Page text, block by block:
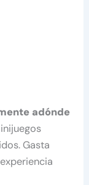
adónde
Gasta